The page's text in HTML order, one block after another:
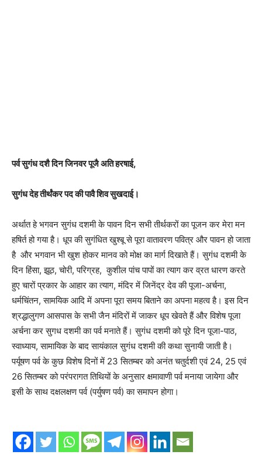
पर्व सुगंध दशै दिन जिनवर पूजै अति हरषाई,
सुगंध देह तीर्थंकर पद की पावै शिव सुखदाई।
अर्थात हे भगवन सुगंध दशमी के पावन दिन सभी तीर्थकरों का पूजन कर मेरा मन
हषिर्त हो गया है। धूप की सुगंधित खुश्बू से पूरा वातावरण पवित्र और पावन हो जाता
है और भगवान भी खुश होकर मानव को मोक्ष का मार्ग दिखाते हैं। सुगंध दशमी के
दिन हिंसा, झूठ, चोरी, परिग्रह, कुशील पांच पापों का त्याग कर व्रत धारण करते
हुए चारों प्रकार के आहार का त्याग, मंदिर में जिनेंद्र देव की पूजा-अर्चना,
धर्मचिंतन, सामयिक आदि में अपना पूरा समय बिताने का अपना महत्व है। इस दिन
श्रद्धालुगण आसपास के सभी जैन मंदिरों में जाकर धूप खेवते हैं और विशेष पूजा
अर्चना कर सुगध दशमी का पर्व मनाते हैं। सुगंध दशमी को पूरे दिन पूजा-पाठ,
स्वाध्याय, सामायिक के बाद सायंकाल सुगंध दशमी की कथा सुनायी जाती है।
पर्यूषण पर्व के कुछ विशेष दिनों में 23 सितम्बर को अनंत चतुर्दशी एवं 24, 25 एवं
26 सितम्बर को परंपरागत तिथियों के अनुसार क्षमावाणी पर्व मनाया जायेगा और
इसी के साथ दक्षलक्षण पर्व (पर्युषण पर्व) का समापन होगा।